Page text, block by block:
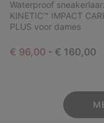
Waterproof
KINETIC™ IMPACT
PLUS voor dames
Minimum sale price:
€ 96,00 - Maximum
€ 160,00